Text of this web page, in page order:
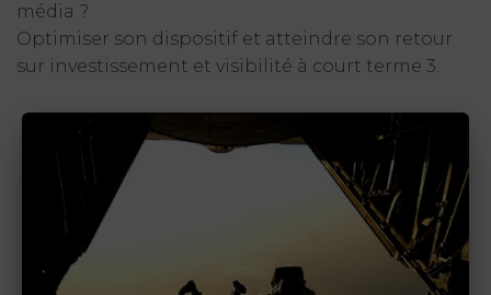
média ?
Optimiser son dispositif et atteindre son retour
sur investissement et visibilité à court terme 3.